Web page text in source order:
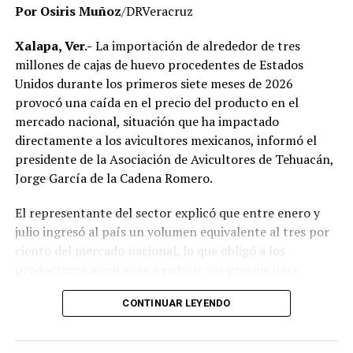
señalaron que un grupo de profesores ha manifestado
su inconformidad con el proceso de revisión, al
considerar que las investigaciones podrían afectar
intereses al interior de la institución.
De acuerdo con esos testimonios, el grupo identificado
comoMovimiento Estatal UPAV, integrado
públicamente por Verónica Sánchez Ramos, Mauricio
Ivette Lara Barradas, Roberto Ibáñez y Carlos Enrique
Sierra, ha cuestionado las acciones emprendidas por las
autoridades universitarias y estatales.
informado la conclusión de las investigaciones ni la
emisión de sanciones o resoluciones específicas. El
proceso de regularización continúa conforme a los
Por Osiris Muñoz/DRVeracruz
Xalapa, Ver.- La importación de alrededor de tres
millones de cajas de huevo procedentes de Estados
Unidos durante los primeros siete meses de 2026
provocó una caída en el precio del producto en el
mercado nacional, situación que ha impactado
directamente a los avicultores mexicanos, informó el
presidente de la Asociación de Avicultores de Tehuacán,
Jorge García de la Cadena Romero.
El representante del sector explicó que entre enero y
julio ingresó al país un volumen equivalente al tres por
ciento del mercado nacional, lo que obligó a los
mantenerse competitivos frente al producto importado.
de tres millones de cajas de huevo, lo que representa
CONTINUAR LEYENDO